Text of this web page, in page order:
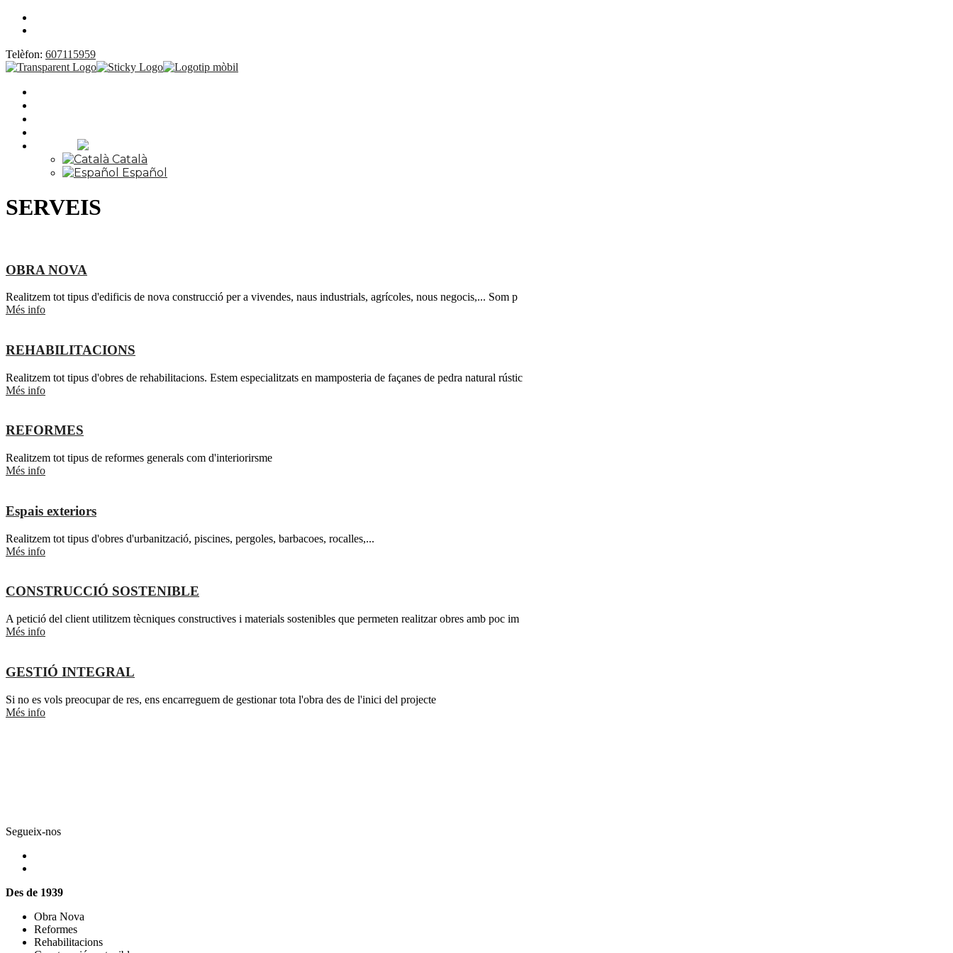
Telèfon: 607115959
Català
Español
SERVEIS
OBRA NOVA
Realitzem tot tipus d'edificis de nova construcció per a vivendes, naus industrials, agrícoles, nous negocis,... Som p
Més info
REHABILITACIONS
Realitzem tot tipus d'obres de rehabilitacions. Estem especialitzats en mamposteria de façanes de pedra natural rústic
Més info
REFORMES
Realitzem tot tipus de reformes generals com d'interiorirsme
Més info
Espais exteriors
Realitzem tot tipus d'obres d'urbanització, piscines, pergoles, barbacoes, rocalles,...
Més info
CONSTRUCCIÓ SOSTENIBLE
A petició del client utilitzem tècniques constructives i materials sostenibles que permeten realitzar obres amb poc im
Més info
GESTIÓ INTEGRAL
Si no es vols preocupar de res, ens encarreguem de gestionar tota l'obra des de l'inici del projecte
Més info
Segueix-nos
Des de 1939
Obra Nova
Reformes
Rehabilitacions